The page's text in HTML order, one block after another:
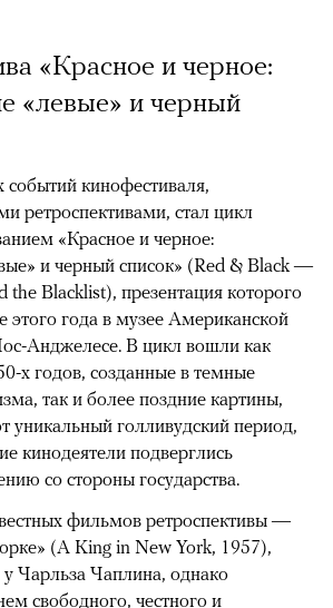
«Красное и черное:
«левые» и черный
кинофестиваля,
ретроспективами, стал цикл
«Красное и черное:
и черный список» (Red & Black —
Blacklist), презентация которого
этого года в музее Американской
Анджелесе. В цикл вошли как
х годов, созданные в темные
так и более поздние картины,
уникальный голливудский период,
кинодеятели подверглись
со стороны государства.
фильмов ретроспективы —
(A King in New York, 1957),
Чарльза Чаплина, однако
свободного, честного и